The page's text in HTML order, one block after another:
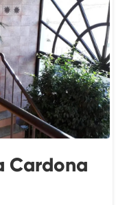
Cardona